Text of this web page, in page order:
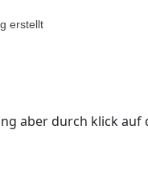
erstellt
aber durch klick auf